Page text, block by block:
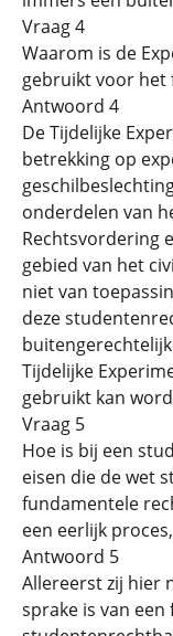
Vraag 4
Waarom is de
gebruikt voor het
Antwoord 4
De Tijdelijke
betrekking op
onderdelen van
Rechtsvordering
gebied van het
niet van
deze
Tijdelijke
gebruikt kan
Vraag 5
Hoe is bij een
eisen die de wet
fundamentele
een eerlijk
Antwoord 5
Allereerst zij hier
sprake is van